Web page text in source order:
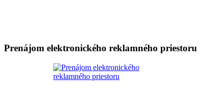
Prenájom elektronického reklamného priestoru